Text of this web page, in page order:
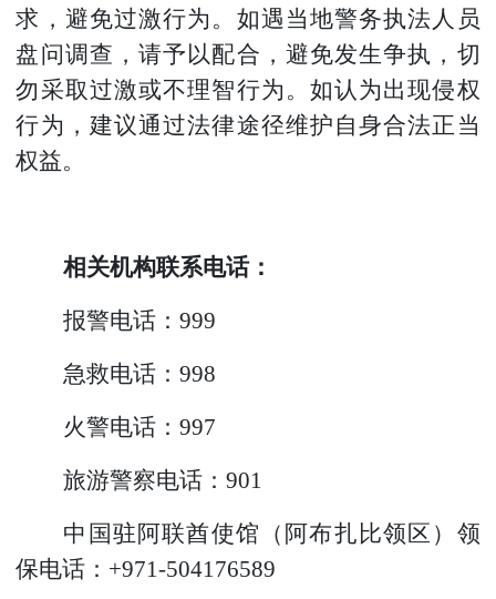
求，避免过激行为。如遇当地警务执法人员
盘问调查，请予以配合，避免发生争执，切
勿采取过激或不理智行为。如认为出现侵权
行为，建议通过法律途径维护自身合法正当
权益。
相关机构联系电话：
报警电话：999
急救电话：998
火警电话：997
旅游警察电话：901
中国驻阿联酋使馆（阿布扎比领区）领
保电话：+971-504176589